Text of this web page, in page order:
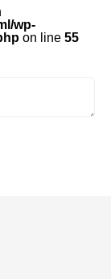
wp-
on line 55